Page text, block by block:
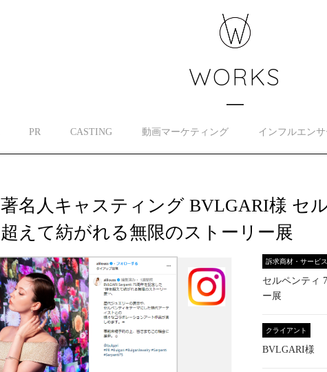
WORKS
PR CASTING 動画マーケティング インフルエン
著名人キャスティング BVLGARI様 セ
超えて紡がれる無限のストーリー展
訴求商材・サービス
セルペンティ
ー展
クライアント
BVLGARI様